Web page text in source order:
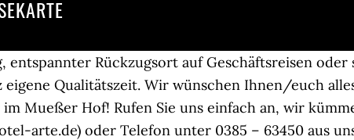
entspannter Rückzugsort auf Geschäftsreisen
eigene Qualitätszeit. Wir wünschen Ihnen/euch
Mueßer Hof! Rufen Sie uns einfach an, wir
arte.de) oder Telefon unter 0385 – 63450 aus